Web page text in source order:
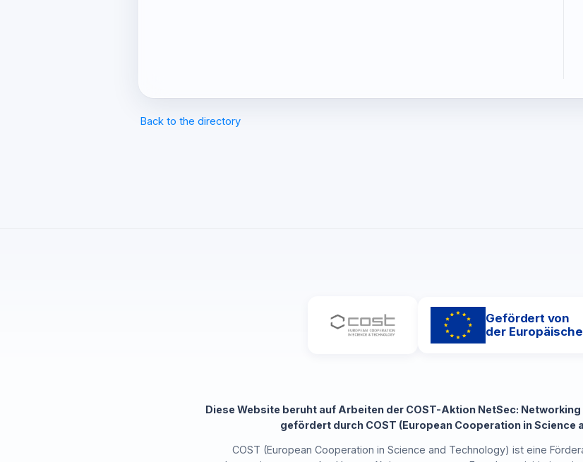
Back to the directory
Gefördert von
der
Diese Website beruht auf Arbeiten der COST-Aktion NetSec:
gefördert durch COST (European Cooperation in Science
COST (European Cooperation in Science and Technology) ist eine